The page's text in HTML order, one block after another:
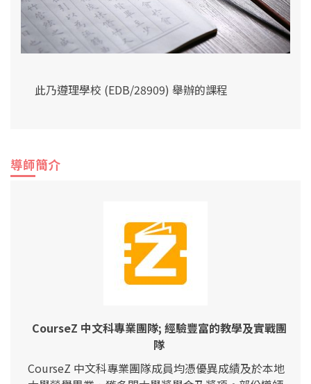
此乃遵理學校 (EDB/28909) 舉辦的課程
導師簡介
CourseZ 中文科專業團隊; 經驗豐富的教學及實戰團
隊
CourseZ 中文科專業團隊成員均憑優異成績及於本地